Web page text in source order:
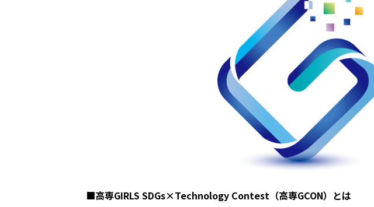
■高専GIRLS SDGs×Technology Contest（高専GCON）とは